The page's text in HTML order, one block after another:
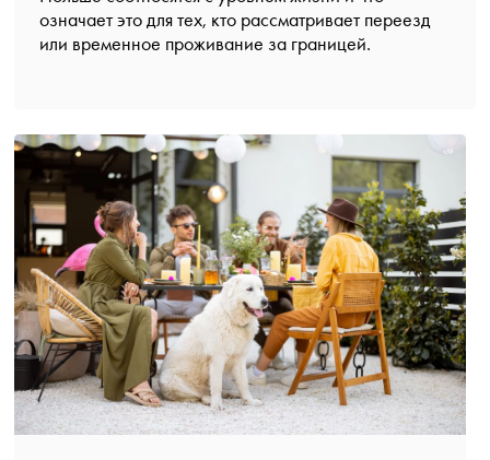
означает это для тех, кто рассматривает переезд
или временное проживание за границей.